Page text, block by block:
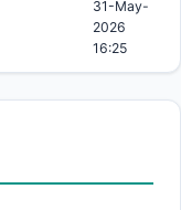
31-May-
2026
16:25